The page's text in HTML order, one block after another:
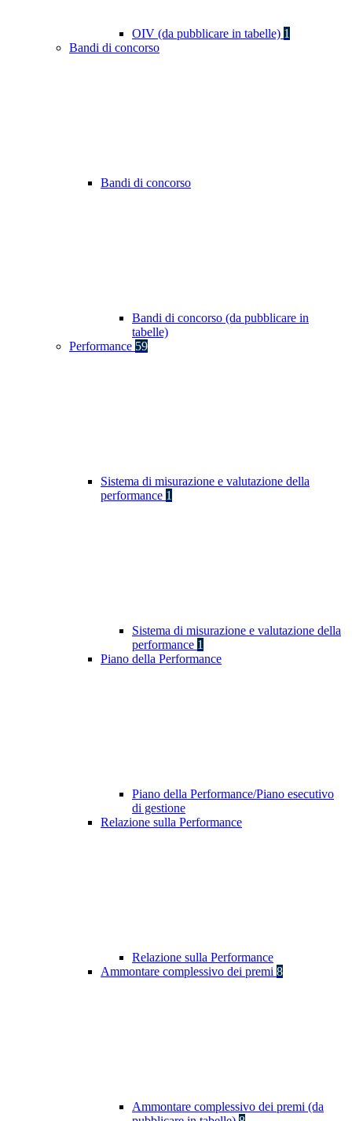
OIV (da pubblicare in tabelle) 1
Bandi di concorso
Bandi di concorso
Bandi di concorso (da pubblicare in
tabelle)
Performance 59
Sistema di misurazione e valutazione della
performance 1
Sistema di misurazione e valutazione della
performance 1
Piano della Performance
Piano della Performance/Piano esecutivo
di gestione
Relazione sulla Performance
Relazione sulla Performance
Ammontare complessivo dei premi 8
Ammontare complessivo dei premi (da